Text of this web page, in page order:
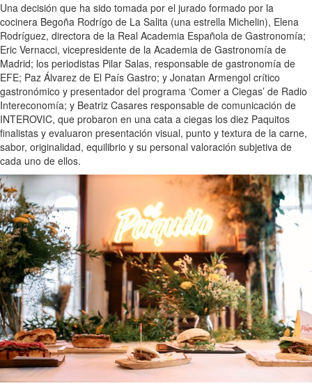
Una decisión que ha sido tomada por el jurado formado por la
cocinera Begoña Rodrígo de La Salita (una estrella Michelin), Elena
Rodríguez, directora de la Real Academia Española de Gastronomía;
Eric Vernacci, vicepresidente de la Academia de Gastronomía de
Madrid; los periodistas Pilar Salas, responsable de gastronomía de
EFE; Paz Álvarez de El País Gastro; y Jonatan Armengol crítico
gastronómico y presentador del programa ‘Comer a Ciegas’ de Radio
Intereconomía; y Beatriz Casares responsable de comunicación de
INTEROVIC, que probaron en una cata a ciegas los diez Paquitos
finalistas y evaluaron presentación visual, punto y textura de la carne,
sabor, originalidad, equilibrio y su personal valoración subjetiva de
cada uno de ellos.